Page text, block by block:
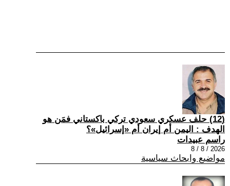
(12) حلف عسكري سعودي تركي باكستاني فمَن هو
الهدف : اليمن أم إيران أم «إسرائيل»؟
راسم عبيدات
2026 / 8 / 8
مواضيع وابحاث سياسية